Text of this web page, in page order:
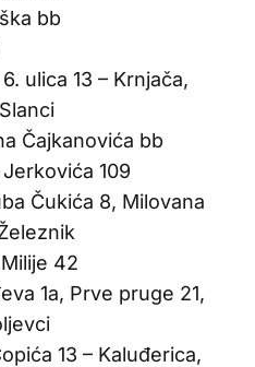
bb
ulica 13 – Krnjača,
Čajkanovića bb
109
Čukića 8, Milovana
42
1a, Prve pruge 21,
13 – Kaluđerica,